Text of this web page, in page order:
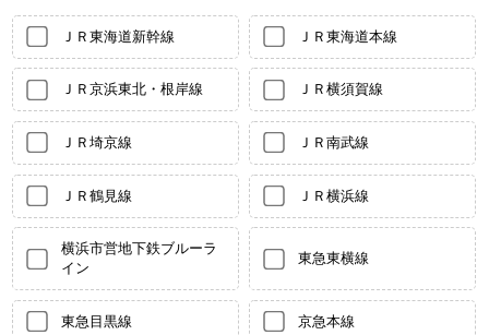
ＪＲ東海道新幹線 ＪＲ東海道本線
ＪＲ京浜東北・根岸線 ＪＲ横須賀線
ＪＲ埼京線 ＪＲ南武線
ＪＲ鶴見線 ＪＲ横浜線
横浜市営地下鉄ブルーラ
イン
東急東横線
東急目黒線 京急本線